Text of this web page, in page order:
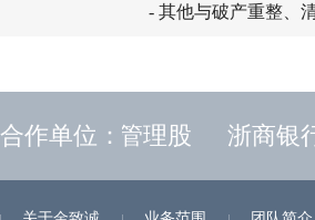
- 其他与破产重整、
合作单位：
长城资产管理股 浙商银